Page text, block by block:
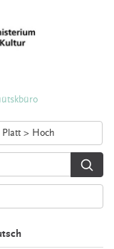
Platt > Hoch